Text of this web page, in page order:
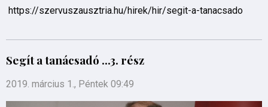
https://szervuszausztria.hu/hirek/hir/segit-a-tanacsado
Segít a tanácsadó ...3. rész
2019. március 1., Péntek 09:49